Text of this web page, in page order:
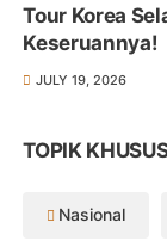
Tour Korea
Keseruannya!
JULY 19, 2026
TOPIK
Nasional